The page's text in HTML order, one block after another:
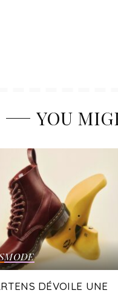
YOU
MODE
DÉVOILE UNE